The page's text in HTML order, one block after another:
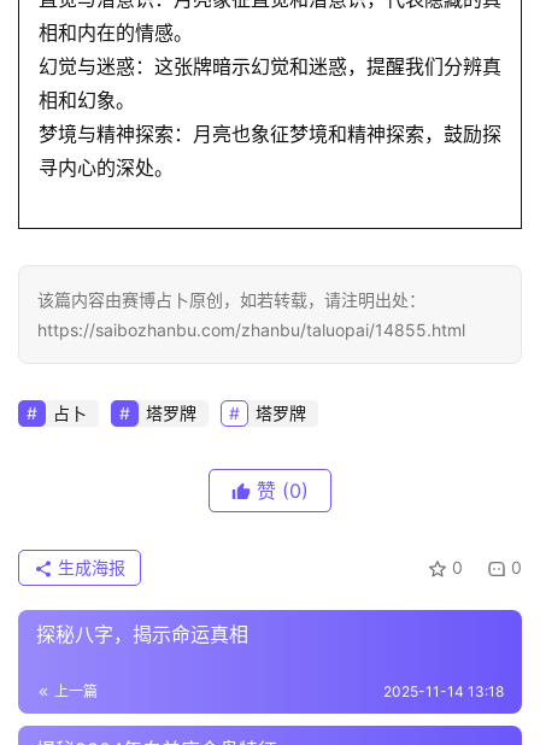
相和内在的情感。
幻觉与迷惑：这张牌暗示幻觉和迷惑，提醒我们分辨真
相和幻象。
梦境与精神探索：月亮也象征梦境和精神探索，鼓励探
寻内心的深处。
该篇内容由赛博占卜原创，如若转载，请注明出处：
https://saibozhanbu.com/zhanbu/taluopai/14855.html
占卜 塔罗牌 塔罗牌
赞 (0)
0 0
生成海报
探秘八字，揭示命运真相
上一篇 2025-11-14 13:18